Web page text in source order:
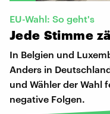
EU-Wahl: So geht's
Jede Stimme
In Belgien und
Anders in
und Wähler der Wahl
negative Folgen.